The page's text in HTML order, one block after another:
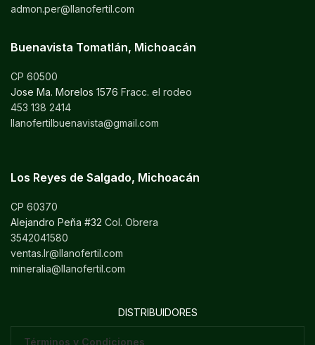
admon.per@llanofertil.com
Buenavista Tomatlán, Michoacán
CP 60500
Jose Ma. Morelos 1576 Fracc. el rodeo
453 138 2414
llanofertilbuenavista@gmail.com
Los Reyes de Salgado, Michoacán
CP 60370
Alejandro Peña #32 Col. Obrera
3542041580
ventas.lr@llanofertil.com
mineralia@llanofertil.com
DISTRIBUIDORES
Términos y Condiciones